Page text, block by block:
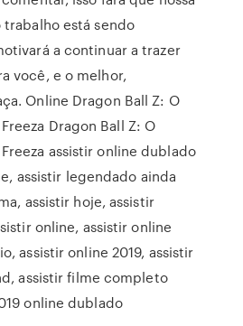
está sendo
a continuar a trazer
você, e o melhor,
Online Dragon Ball Z: O
Dragon Ball Z: O
assistir online dublado
assistir legendado ainda
assistir hoje, assistir
online, assistir online
assistir online 2019, assistir
assistir filme completo
online dublado